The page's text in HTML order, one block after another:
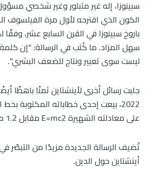
سبينوزا، إله غير متبلور وغير شخصي
الكون الذي اقترحه لأول مرة الفيلسوف
باروخ سبينوزا في القرن السابع عشر،
سهل المزاد. ما كُتب في الرسالة: “إن كلمة
ليست سوى تعبير ونتاج للضعف البشري”.
جلبت رسائل أخرى لأينشتاين ثمنًا باهظًا
2022، بيعت إحدى خطاباته المكتوبة
على معادلته الشهيرة E=mc2 مقابل 1.2 مليون دولار.
تُضيف الرسالة الجديدة مزيدًا من التبصّر
أينشتاين حول الدين.